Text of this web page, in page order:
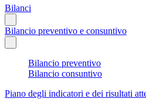
Bilanci
Bilancio preventivo e consuntivo
Bilancio preventivo
Bilancio consuntivo
Piano degli indicatori e dei risultati